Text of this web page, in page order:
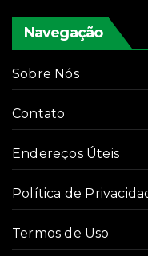
Navegação
Sobre Nós
Contato
Endereços Úteis
Política de
Termos de Uso